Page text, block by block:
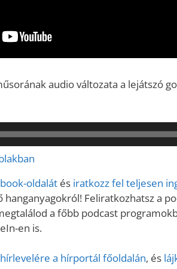
audio változata a lejátszó
oldalát és iratkozz fel teljesen
Feliratkozhatsz a
a főbb podcast
en is.
a hírportál főoldalán, és